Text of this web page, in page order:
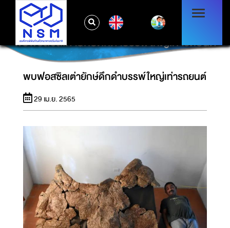
พบฟอสซิลเต่ายักษ์ดึกดำบรรพ์ใหญ่เท่ารถยนต์
พบฟอสซิลเต่ายักษ์ดึกดำบรรพ์ใหญ่เท่ารถยนต์
29 เม.ย. 2565